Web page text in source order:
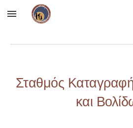
Skip to main content
Σταθμός
και